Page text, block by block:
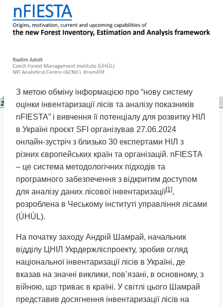
З метою обміну інформацією про “нову систему
оцінки інвентаризації лісів та аналізу показників
nFIESTA” і вивчення її потенціалу для розвитку НІЛ
в Україні проєкт SFI організував 27.06.2024
онлайн-зустріч з близько 30 експертами НІЛ з
різних європейських країн та організацій. nFIESTA
– це система методологічних підходів та
програмного забезпечення з відкритим доступом
для аналізу даних лісової інвентаризації[1],
розроблена в Чеському інституті управління лісами
(ÚHÚL).
На початку заходу Андрій Шамрай, начальник
відділу ЦНІЛ Укрдержліспроекту, зробив огляд
національної інвентаризації лісів в Україні, де
вказав на значні виклики, пов’язані, в основному, з
війною, що триває в країні. У світлі цього Шамрай
представив досягнення інвентаризації лісів на